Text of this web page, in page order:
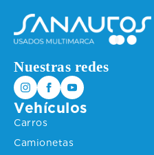
Nuestras redes
Vehículos
Carros
Camionetas